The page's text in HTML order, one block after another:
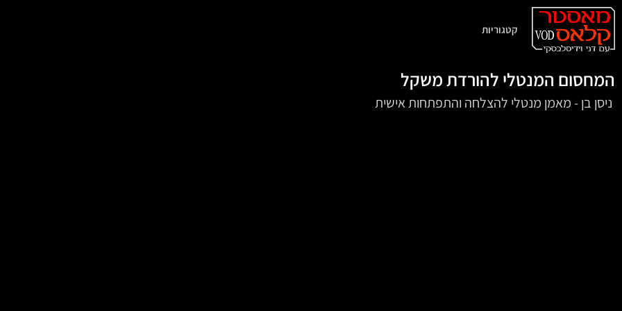
קטגוריות
המחסום המנטלי להורדת משקל
‏‏‏‏‏‏‏‏‏‏‏ ניסן בן - מאמן מנטלי להצלחה והתפתחות אישית